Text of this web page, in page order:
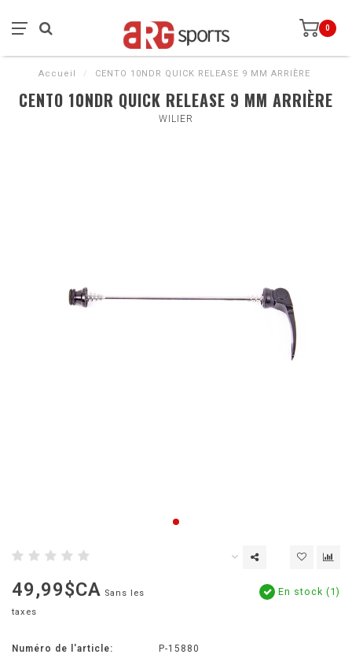
0
Accueil / CENTO 10NDR QUICK RELEASE 9 MM ARRIÈRE
CENTO 10NDR QUICK RELEASE 9 MM ARRIÈRE
WILIER
49,99$CA Sans les
taxes
En stock (1)
Numéro de l'article:
P-15880